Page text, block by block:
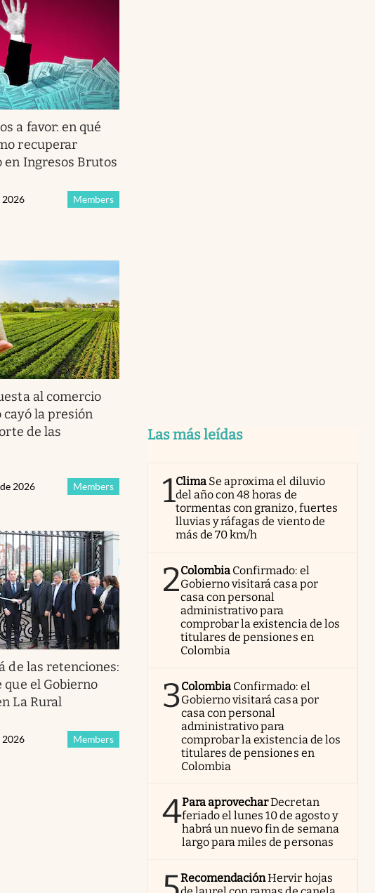
a favor: en qué
recuperar
Ingresos Brutos
Members
2026
al comercio
la presión
de las
Members
2026
de las retenciones:
que el Gobierno
La Rural
Members
2026
Las más leídas
1Clima Se aproxima el diluvio
del año con 48 horas de
tormentas con granizo, fuertes
lluvias y ráfagas de viento de
más de 70 km/h
2Colombia Confirmado: el
Gobierno visitará casa por
casa con personal
administrativo para
comprobar la existencia de los
titulares de pensiones en
Colombia
3Colombia Confirmado: el
Gobierno visitará casa por
casa con personal
administrativo para
comprobar la existencia de los
titulares de pensiones en
Colombia
4Para aprovecharDecretan
feriado el lunes 10 de agosto y
habrá un nuevo fin de semana
largo para miles de personas
RecomendaciónHervir hojas